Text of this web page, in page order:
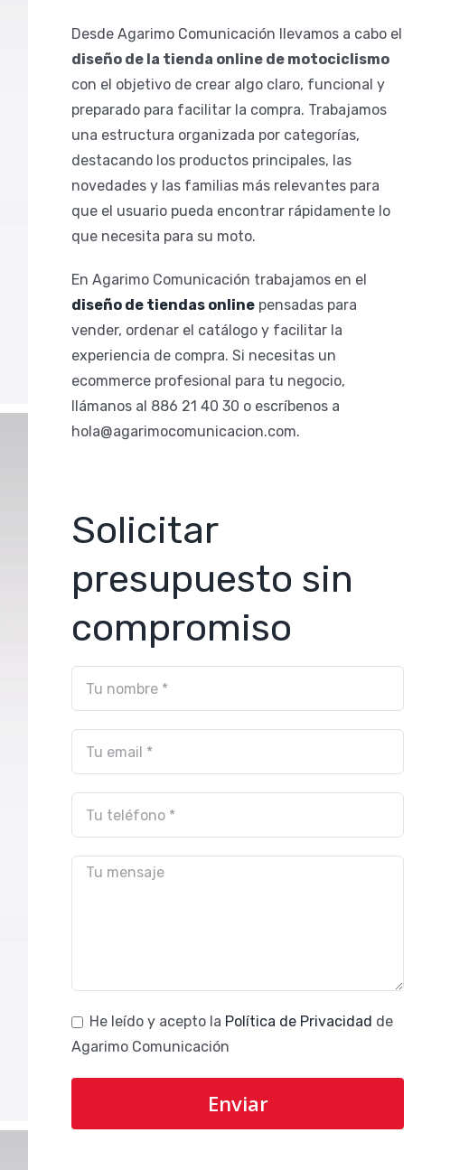
Desde Agarimo Comunicación llevamos a cabo el
diseño de la tienda online de motociclismo
con el objetivo de crear algo claro, funcional y
preparado para facilitar la compra. Trabajamos
una estructura organizada por categorías,
destacando los productos principales, las
novedades y las familias más relevantes para
que el usuario pueda encontrar rápidamente lo
que necesita para su moto.
En Agarimo Comunicación trabajamos en el
diseño de tiendas onlinepensadas para
vender, ordenar el catálogo y facilitar la
experiencia de compra. Si necesitas un
ecommerce profesional para tu negocio,
llámanos al 886 21 40 30 o escríbenos a
hola@agarimocomunicacion.com.
Solicitar
presupuesto sin
compromiso
He leído y acepto la Política de Privacidad de
Agarimo Comunicación